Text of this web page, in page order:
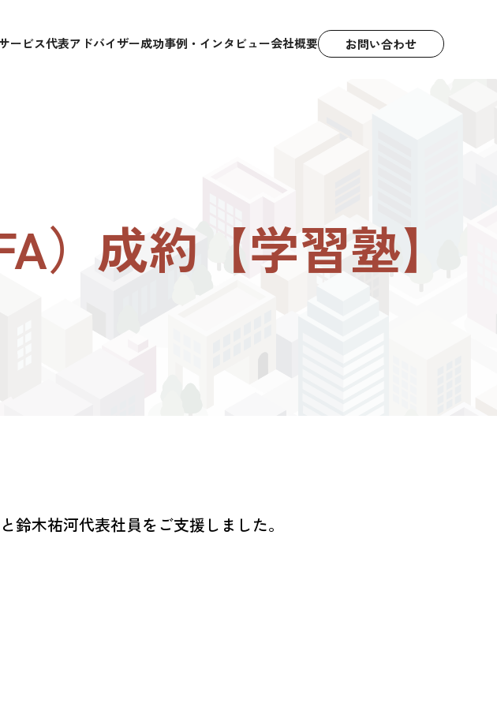
ービス代表アドバイザー成功事例・インタビュー会社概要 お問い合わせ
）成約【学習塾】
鈴木祐河代表社員をご支援しました。